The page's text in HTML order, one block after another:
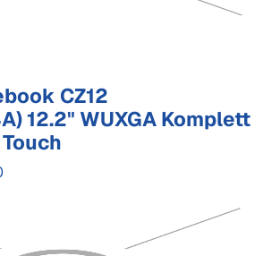
CZ12
12.2" WUXGA Komplett